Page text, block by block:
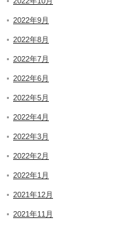
2022年9月
2022年8月
2022年7月
2022年6月
2022年5月
2022年4月
2022年3月
2022年2月
2022年1月
2021年12月
2021年11月